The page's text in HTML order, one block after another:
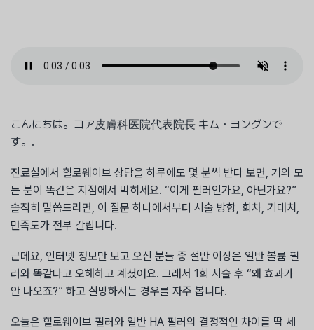
こんにちは。コア皮膚科医院代表院長 キム・ヨングンで
す。.
진료실에서 힐로웨이브 상담을 하루에도 몇 분씩 받다 보면, 거의 모
든 분이 똑같은 지점에서 막히세요. “이게 필러인가요, 아닌가요?”
솔직히 말씀드리면, 이 질문 하나에서부터 시술 방향, 회차, 기대치,
만족도가 전부 갈립니다.
근데요, 인터넷 정보만 보고 오신 분들 중 절반 이상은 일반 볼륨 필
러와 똑같다고 오해하고 계셨어요. 그래서 1회 시술 후 “왜 효과가
안 나오죠?” 하고 실망하시는 경우를 자주 봅니다.
오늘은 힐로웨이브 필러와 일반 HA 필러의 결정적인 차이를 딱 세